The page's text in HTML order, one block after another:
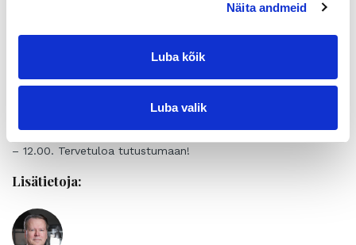
Näita andmeid
Luba kõik
Luba valik
monta vireää talousaluetta, joissa on paljon hyviä yrityksiä ja
yrittäjyyttä. Salo on hyvä sijainti toimia tällä alueella lähellä
laittaa vauhtia alueiden omistajanvaihdoksiin”, kertoo
toimitusjohtaja Juha Rantanen Suomen Yrityskaupat Oy:stä.
Toimiston avajaisia vietetään perjantaina 11.10.2019 kello 10.00
– 12.00. Tervetuloa tutustumaan!
Lisätietoja: